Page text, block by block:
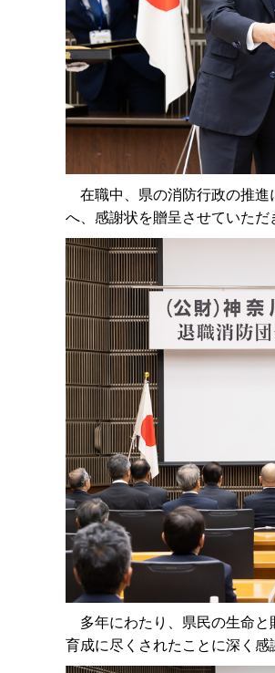
在職中、県の消防行政の推進
へ、感謝状を贈呈させていただ
多年にわたり、県民の生命と
育成に尽くされたことに深く感